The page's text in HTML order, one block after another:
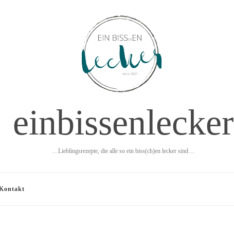
einbissenlecker
…Lieblingsrezepte, die alle so ein biss(ch)en lecker sind…
Kontakt